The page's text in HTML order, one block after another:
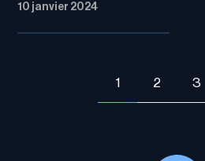
10 janvier 2024
1 2 3